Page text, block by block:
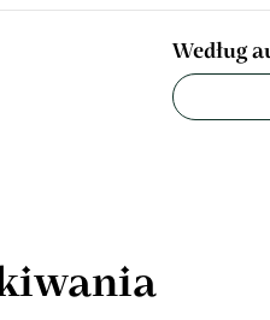
Według